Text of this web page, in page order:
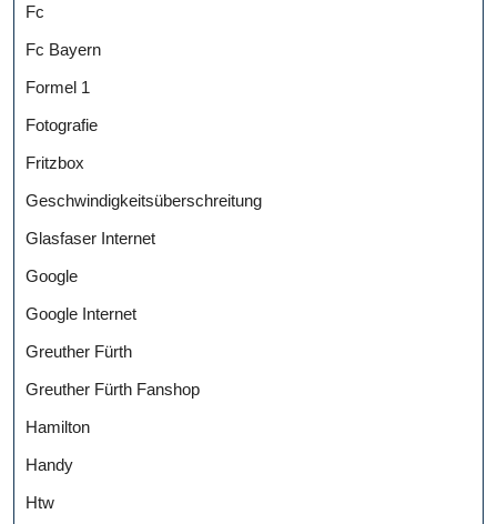
Fc
Fc Bayern
Formel 1
Fotografie
Fritzbox
Geschwindigkeitsüberschreitung
Glasfaser Internet
Google
Google Internet
Greuther Fürth
Greuther Fürth Fanshop
Hamilton
Handy
Htw